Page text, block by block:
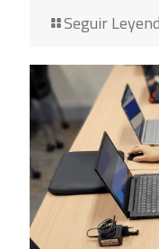
Seguir